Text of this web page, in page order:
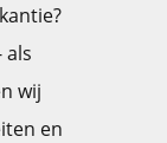
als
wij
en